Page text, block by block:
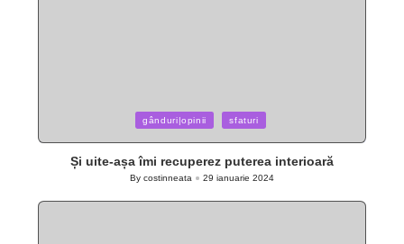
gânduri|opinii sfaturi
Și uite-așa îmi recuperez puterea interioară
Posted
By costinneata 29 ianuarie 2024